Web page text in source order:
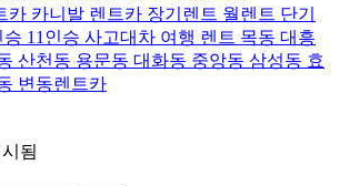
카 카니발 렌트카 장기렌트 월렌트 단기
승 11인승 사고대차 여행 렌트 목동 대흥
산천동 용문동 대화동 중앙동 삼성동 효
변동렌트카
됨